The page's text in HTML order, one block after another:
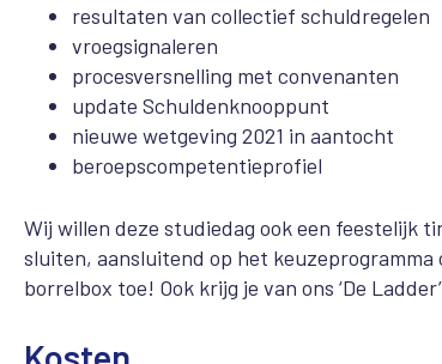
resultaten van collectief schuldregelen
vroegsignaleren
procesversnelling met convenanten
update Schuldenknooppunt
nieuwe wetgeving 2021 in aantocht
beroepscompetentieprofiel
Wij willen deze studiedag ook een feestelijk
sluiten, aansluitend op het keuzeprogramma
borrelbox toe! Ook krijg je van ons ‘De